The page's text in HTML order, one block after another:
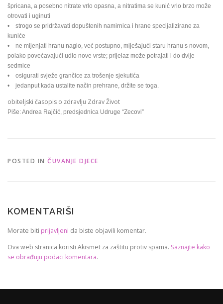
špricana, a posebno nitrate vrlo opasna, a nitratima se kunić vrlo brzo može
otrovati i uginuti
• strogo se pridržavati dopuštenih namirnica i hrane specijalizirane za
kuniće
• ne mijenjati hranu naglo, već postupno, miješajući staru hranu s novom,
polako povećavajući udio nove vrste; prijelaz može potrajati i do dvije
sedmice
• osigurati svježe grančice za trošenje sjekutića
• jedanput kada ustalite način prehrane, držite se toga.
obiteljski časopis o zdravlju Zdrav Život
Piše: Andrea Rajčić, predsjednica Udruge “Zecovi”
POSTED IN ČUVANJE DJECE
KOMENTARIŠI
Morate biti prijavljeni da biste objavili komentar.
Ova web stranica koristi Akismet za zaštitu protiv spama. Saznajte kako
se obrađuju podaci komentara.